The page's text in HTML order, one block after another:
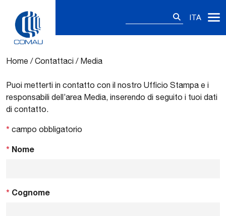
ITA
Media
Home /Contattaci / Media
Puoi metterti in contatto con il nostro Ufficio Stampa e i
responsabili dell’area Media, inserendo di seguito i tuoi dati
di contatto.
* campo obbligatorio
* Nome
* Cognome